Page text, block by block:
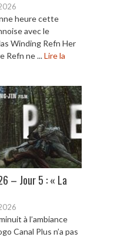
heure cette
avec le
Winding Refn Her
Refn ne ...Lire la
– Jour 5 : « La
à l’ambiance
Canal Plus n’a pas